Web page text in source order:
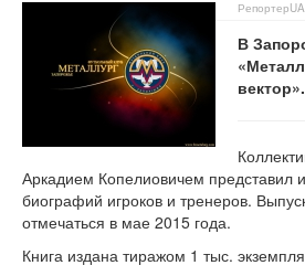
РепортерUA
В
вектор».
Аркадием Копелиовичем представил
биографий игроков и тренеров.
отмечаться в мае 2015 года.
Книга издана тиражом 1 тыс.